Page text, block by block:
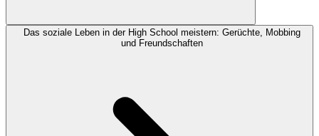
Das soziale Leben in der High School meistern: Gerüchte, Mobbing
und Freundschaften